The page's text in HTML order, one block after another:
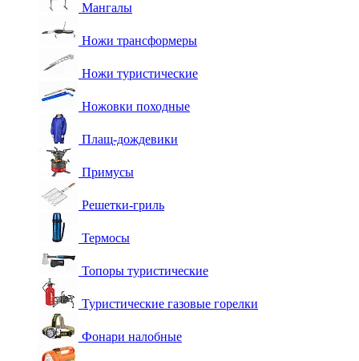
Мангалы
Ножи трансформеры
Ножи туристические
Ножовки походные
Плащ-дождевики
Примусы
Решетки-гриль
Термосы
Топоры туристические
Туристические газовые горелки
Фонари налобные